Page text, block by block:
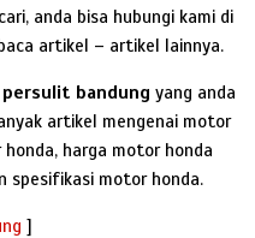
anda bisa hubungi kami di
artikel – artikel lainnya.
bandung yang anda
artikel mengenai motor
harga motor honda
spesifikasi motor honda.
]